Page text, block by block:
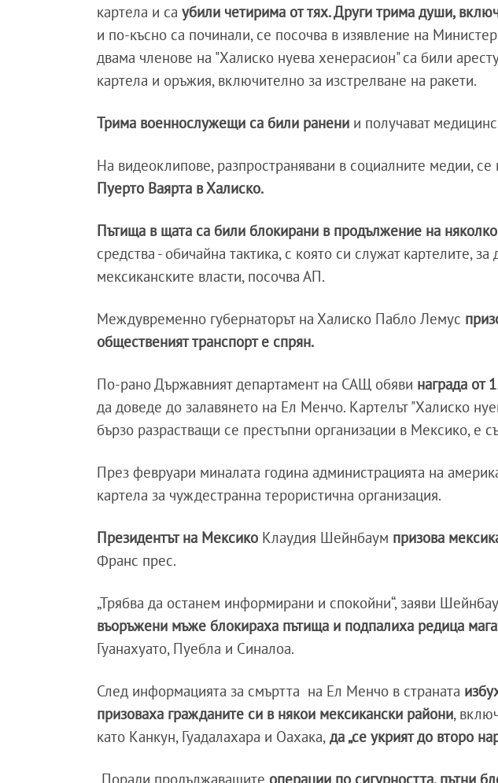
картела и са убили четирима от тях. Други трима души,
и по-късно са починали, се посочва в изявление на
двама членове на "Халиско нуева хенерасион" са били
картела и оръжия, включително за изстрелване на ракети.
Трима военнослужещи са били ранени и получават
На видеоклипове, разпространявани в социалните медии, се
Пуерто Ваярта в Халиско.
Пътища в щата са били блокирани в продължение на
средства - обичайна тактика, с която си служат картелите,
мексиканските власти, посочва АП.
Междувременно губернаторът на Халиско Пабло Лемус
общественият транспорт е спрян.
По-рано Държавният департамент на САЩ обяви награда от
да доведе до залавянето на Ел Менчо. Картелът "Халиско
бързо разрастващи се престъпни организации в Мексико, е
През февруари миналата година администрацията на
картела за чуждестранна терористична организация.
Президентът на Мексико Клаудия Шейнбаум призова
Франс прес.
„Трябва да останем информирани и спокойни“, заяви
въоръжени мъже блокираха пътища и подпалиха редица
Гуанахуато, Пуебла и Синалоа.
След информацията за смъртта на Ел Менчо в страната
призоваха гражданите си в някои мексикански райони,
като Канкун, Гуадалахара и Оахака, да „се укрият до второ